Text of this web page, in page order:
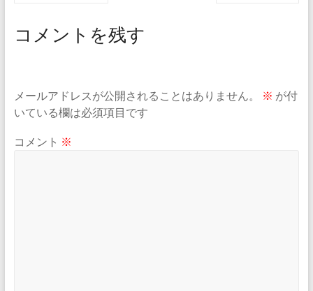
コメントを残す
メールアドレスが公開されることはありません。 ※ が付
いている欄は必須項目です
コメント ※